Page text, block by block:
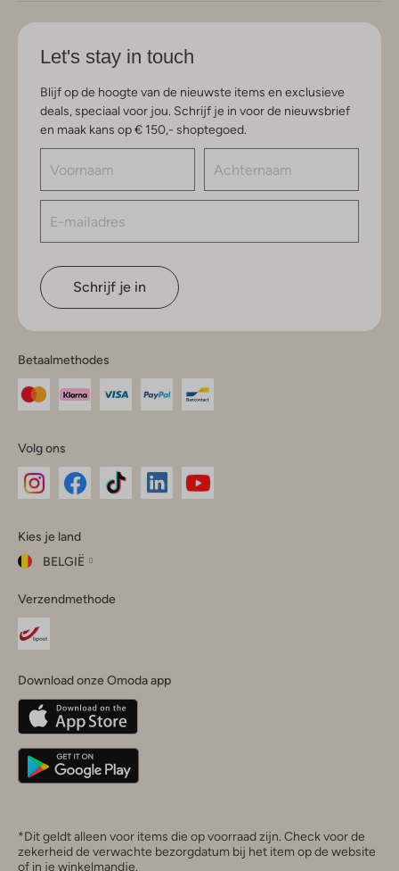
Let's stay in touch
Blijf op de hoogte van de nieuwste items en exclusieve
deals, speciaal voor jou. Schrijf je in voor de nieuwsbrief
en maak kans op € 150,- shoptegoed.
Schrijf je in
Betaalmethodes
Volg ons
InstagramFacebook
Kies je land
BELGIË
je
land
Belgique(Français)
Deutschland
Verzendmethode
Download onze Omoda app
*Dit geldt alleen voor items die op voorraad zijn. Check voor de
zekerheid de verwachte bezorgdatum bij het item op de website
of in je winkelmandje.